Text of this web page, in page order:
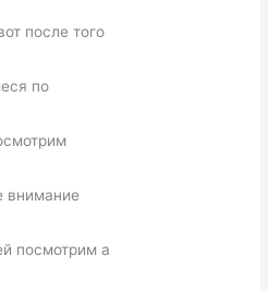
после того
по
внимание
посмотрим а